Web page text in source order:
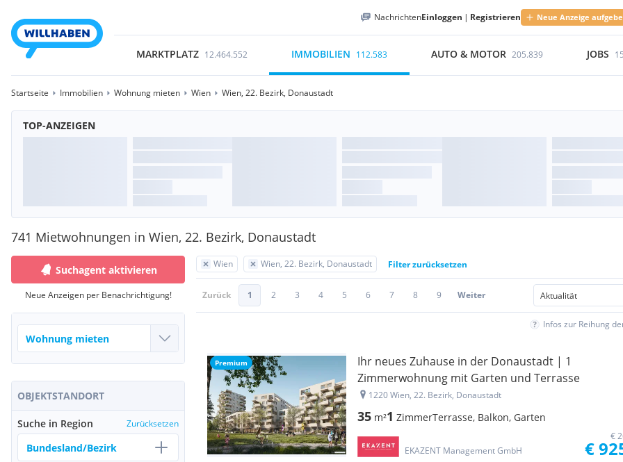
NachrichtenEinloggen | Registrieren Neue Anzeige
MARKTPLATZ 12.464.552 IMMOBILIEN 112.583 AUTO & MOTOR 205.839 JOBS
Startseite Immobilien Wohnung mieten Wien Wien, 22. Bezirk, Donaustadt
TOP-ANZEIGEN
741 Mietwohnungen in Wien, 22. Bezirk, Donaustadt
Suchagent aktivieren
Neue Anzeigen per Benachrichtigung!
OBJEKTSTANDORT
Suche in Region Zurücksetzen
Bundesland/Bezirk
Wien Wien, 22. Bezirk, Donaustadt Filter zurücksetzen
Zurück 1 2 3 4 5 6 7 8 9 Weiter
Infos zur Reihung
Premium
Ihr neues Zuhause in der Donaustadt | 1
Zimmerwohnung mit Garten und Terrasse
1220 Wien, 22. Bezirk, Donaustadt
35 m²1 ZimmerTerrasse, Balkon, Garten
EKAZENT Management GmbH
€
€